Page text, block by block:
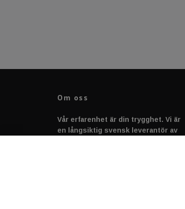
Om oss
Vår erfarenhet är din trygghet. Vi är
en långsiktig svensk leverantör av